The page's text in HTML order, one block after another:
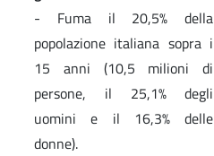
- Fuma il 20,5% della
popolazione italiana sopra i
15 anni (10,5 milioni di
persone, il 25,1% degli
uomini e il 16,3% delle
donne).